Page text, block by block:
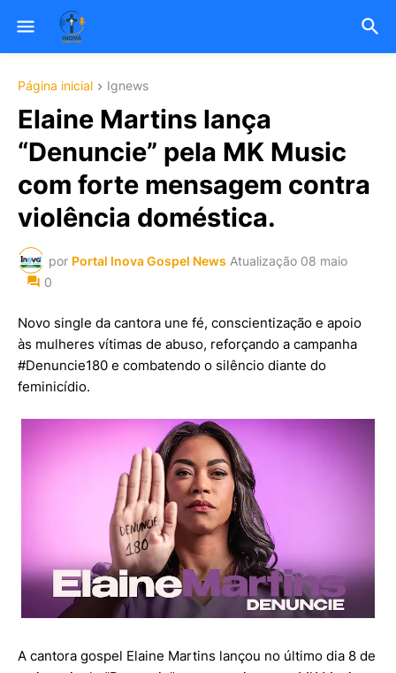
Página inicial Ignews
Elaine Martins lança
“Denuncie” pela MK Music
com forte mensagem contra
violência doméstica.
por Portal Inova Gospel News Atualização 08 maio
0
Novo single da cantora une fé, conscientização e apoio
às mulheres vítimas de abuso, reforçando a campanha
#Denuncie180 e combatendo o silêncio diante do
feminicídio.
A cantora gospel Elaine Martins lançou no último dia 8 de